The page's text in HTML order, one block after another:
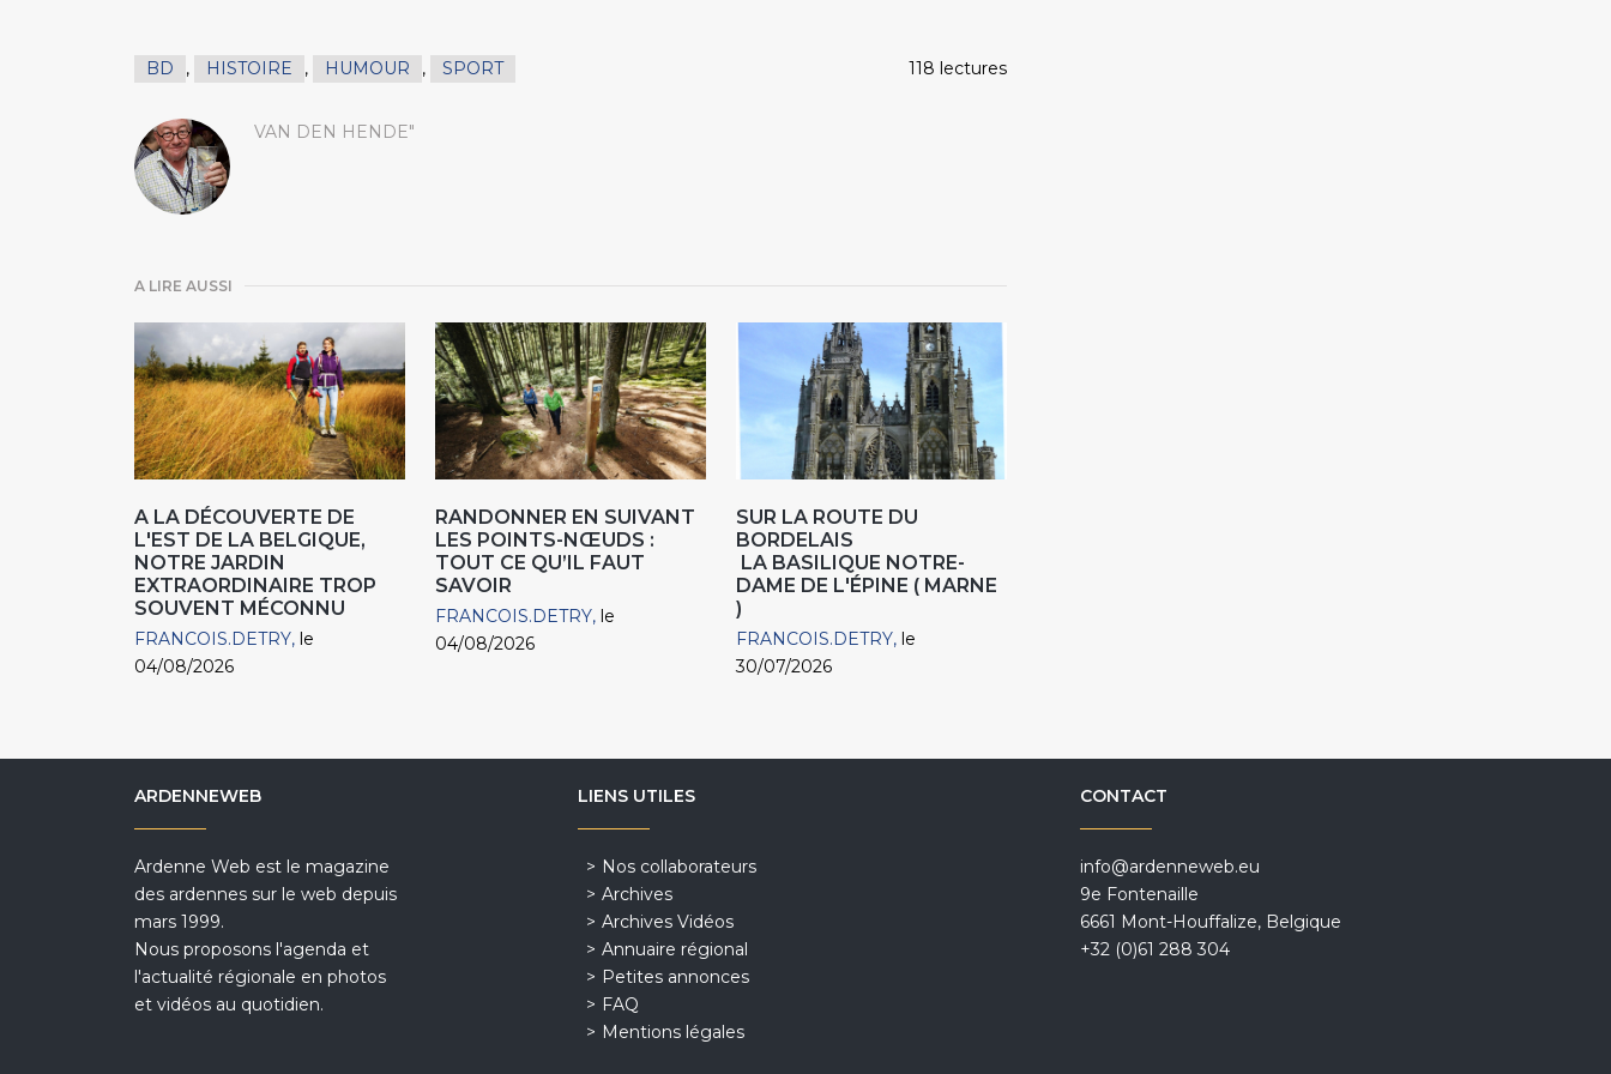
BD , HISTOIRE , HUMOUR , SPORT 118 lectures
VAN DEN HENDE"
A LIRE AUSSI
A LA DÉCOUVERTE DE
L'EST DE LA BELGIQUE,
NOTRE JARDIN
EXTRAORDINAIRE TROP
SOUVENT MÉCONNU
FRANCOIS.DETRY le
04/08/2026
RANDONNER EN SUIVANT
LES POINTS-NŒUDS :
TOUT CE QU’IL FAUT
SAVOIR
FRANCOIS.DETRY le
04/08/2026
SUR LA ROUTE DU
BORDELAIS
LA BASILIQUE NOTRE-
DAME DE L'ÉPINE ( MARNE
)
FRANCOIS.DETRY le
30/07/2026
ARDENNEWEB
Ardenne Web est le magazine
des ardennes sur le web depuis
mars 1999.
Nous proposons l'agenda et
l'actualité régionale en photos
et vidéos au quotidien.
LIENS UTILES
Nos collaborateurs
Archives
Archives Vidéos
Annuaire régional
Petites annonces
FAQ
Mentions légales
CONTACT
info@ardenneweb.eu
9e Fontenaille
6661 Mont-Houffalize, Belgique
+32 (0)61 288 304